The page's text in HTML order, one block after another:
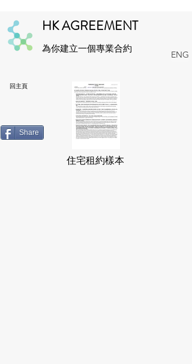
為你建立一個專業合約
HK AGREEMENT
回主頁
Share
住宅租約樣本
ENG